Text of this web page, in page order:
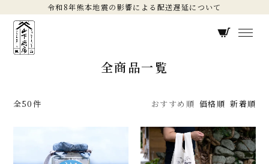
令和8年熊本地震の影響による配送遅延について
全商品一覧
全50件 おすすめ順 価格順 新着順